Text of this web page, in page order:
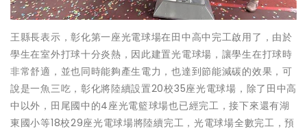
王縣長表示，彰化第一座光電球場在田中高中完工啟用了，由於
學生在室外打球十分炎熱，因此建置光電球場，讓學生在打球時
非常舒適，並也同時能夠產生電力，也達到節能減碳的效果，可
說是一魚三吃，彰化將陸續設置20校35座光電球場，除了田中高
中以外，田尾國中的4座光電籃球場也已經完工，接下來還有湖
東國小等18校29座光電球場將陸續完工，光電球場全數完工，預